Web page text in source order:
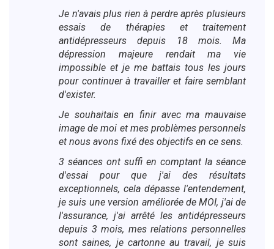
Je n'avais plus rien à perdre après plusieurs
essais de thérapies et traitement
antidépresseurs depuis 18 mois. Ma
dépression majeure rendait ma vie
impossible et je me battais tous les jours
pour continuer à travailler et faire semblant
d'exister.
Je souhaitais en finir avec ma mauvaise
image de moi et mes problèmes personnels
et nous avons fixé des objectifs en ce sens.
3 séances ont suffi en comptant la séance
d'essai pour que j'ai des résultats
exceptionnels, cela dépasse l'entendement,
je suis une version améliorée de MOI, j'ai de
l'assurance, j'ai arrêté les antidépresseurs
depuis 3 mois, mes relations personnelles
sont saines, je cartonne au travail, je suis